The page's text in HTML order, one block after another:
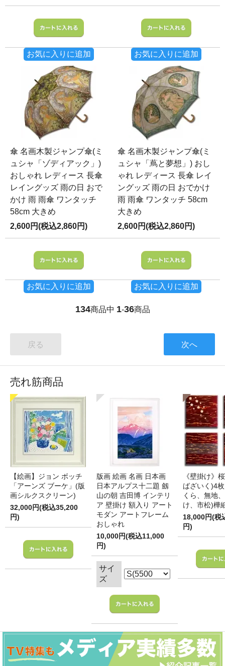
お気に入りに追加 お気に入りに追加
傘 名画木製ジャンプ傘(ミ
ュシャ「ゾディアック」)
おしゃれ レディース 長傘
レイングッズ 雨の日 おで
かけ 雨 雨傘 ワンタッチ
58cm 大きめ
2,600円(税込2,860円)
お気に入りに追加
傘 名画木製ジャンプ傘(ミ
ュシャ「蔦と夢想」) おし
ゃれ レディース 長傘 レイ
ングッズ 雨の日 おでかけ
雨 雨傘 ワンタッチ 58cm
大きめ
2,600円(税込2,860円)
お気に入りに追加
134商品中 1-36商品
戻る 次へ
売れ筋商品
【絵画】ジョン ボッチ
「アーンズ ブーケ」(版
画シルクスクリーン)
32,000円(税込35,200
円)
版画 絵画 名画 日本画
日本アルプス十二題 劔
山の朝 吉田博 インテリ
ア 壁掛け 額入り アート
モダン アートフレーム
おしゃれ
10,000円(税込11,000
円)
サイ
ズ
《壁掛け》
ばざいく)4
くら、無地
け、市松)樺
18,000円(税
円)